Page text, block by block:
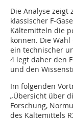
Die Analyse zeigt
klassischer F-
Kältemitteln die
können. Die
ein technischer
4 legt daher den
und den
Im folgenden
„Übersicht über
Forschung,
des Kältemittels